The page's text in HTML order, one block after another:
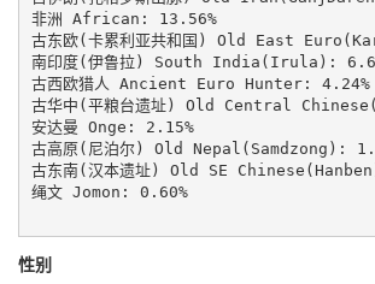
非洲 African: 13.56%
古东欧(卡累利亚共和国) Old East
南印度(伊鲁拉) South India(Irula):
古西欧猎人 Ancient Euro Hunter: 4.24%
古华中(平粮台遗址) Old Central
安达曼 Onge: 2.15%
古高原(尼泊尔) Old Nepal(Samdzong):
古东南(汉本遗址) Old SE
绳文 Jomon: 0.60%
性别